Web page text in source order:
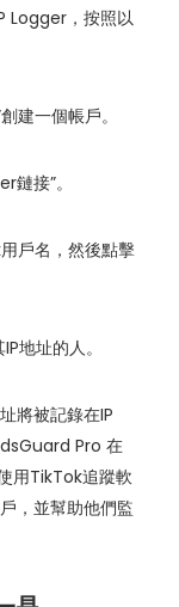
Logger，按照以
建一個帳戶。
鏈接”。
戶名，然後點擊
地址的人。
將被記錄在IP
Pro 在
用TikTok追蹤軟
，並幫助他們監